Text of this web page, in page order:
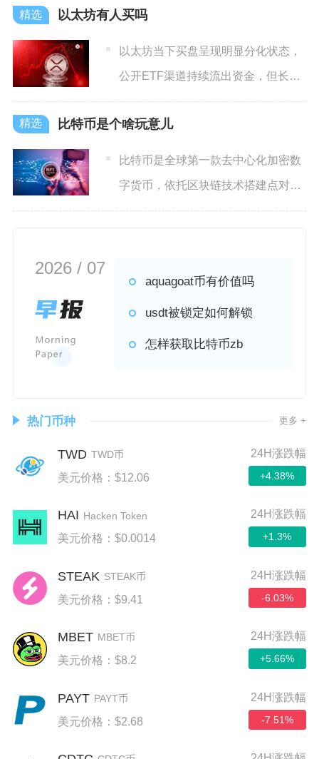
以太坊有人买吗
以太坊当下买盘呈现明显分化状态，
公开ETF渠道持续流出资金，但长线
机构、企业以及链上鲸鱼地
比特币是个啥玩意儿
比特币是全球第一款去中心化加密数
字货币，依托区块链技术搭建点对点
价值传输网络，总量永久锁定
2026 / 07
aquagoat币有价值吗
usdt被锁定如何解锁
怎样获取比特币zb
热门币种 更多 +
TWD TWD币
美元价格：$12.06
24H涨跌幅
+4.38%
HAI Hacken Token
美元价格：$0.0014
24H涨跌幅
+1.3%
STEAK STEAK币
美元价格：$9.41
24H涨跌幅
-6.03%
MBET MBET币
美元价格：$8.2
24H涨跌幅
+5.66%
PAYT PAYT币
美元价格：$2.68
24H涨跌幅
-7.51%